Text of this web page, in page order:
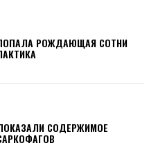
РОЖДАЮЩАЯ СОТНИ
СОДЕРЖИМОЕ